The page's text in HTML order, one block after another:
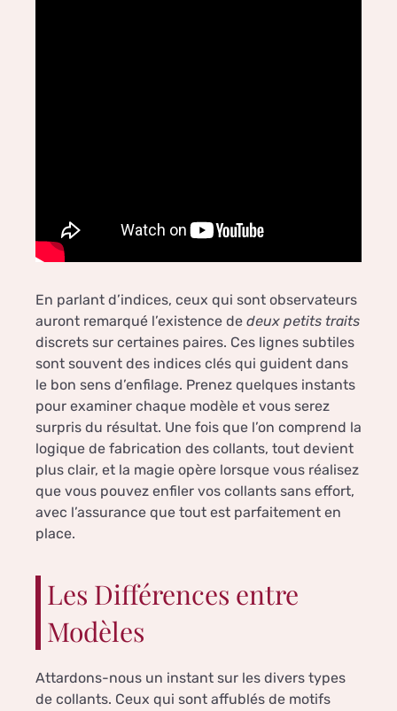
En parlant d’indices, ceux qui sont observateurs
auront remarqué l’existence de deux petits traits
discrets sur certaines paires. Ces lignes subtiles
sont souvent des indices clés qui guident dans
le bon sens d’enfilage. Prenez quelques instants
pour examiner chaque modèle et vous serez
surpris du résultat. Une fois que l’on comprend la
logique de fabrication des collants, tout devient
plus clair, et la magie opère lorsque vous réalisez
que vous pouvez enfiler vos collants sans effort,
avec l’assurance que tout est parfaitement en
place.
Les Différences entre
Modèles
Attardons-nous un instant sur les divers types
de collants. Ceux qui sont affublés de motifs